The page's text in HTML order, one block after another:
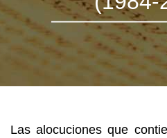
Madrid
Las alocuciones que